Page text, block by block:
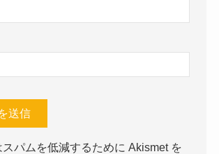
パムを低減するために Akismet を